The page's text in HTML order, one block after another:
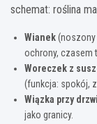
schemat: roślina
Wianek
ochrony, czasem
Woreczek z
(funkcja: spokój,
Wiązka przy
jako granicy.